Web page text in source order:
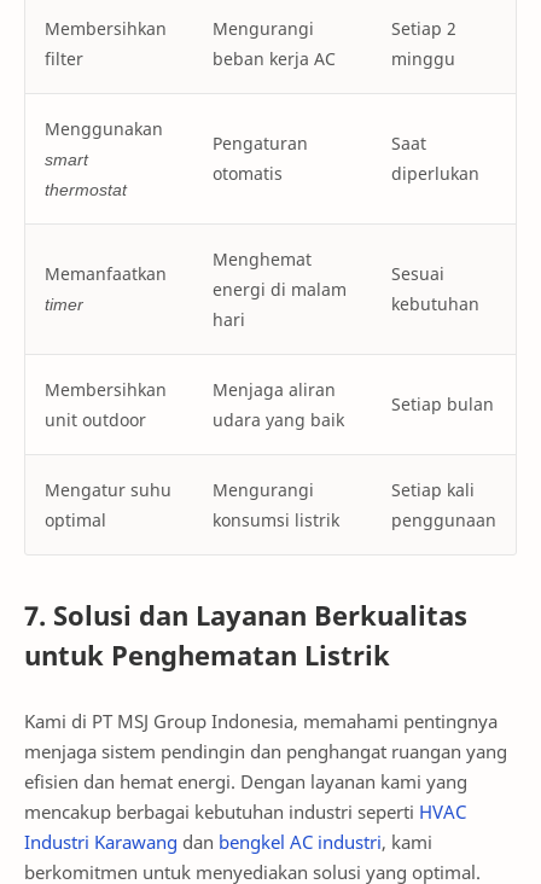
Membersihkan
filter
Mengurangi
beban kerja AC
Setiap 2
minggu
Menggunakan
smart
thermostat
Pengaturan
otomatis
Saat
diperlukan
Memanfaatkan
timer
Menghemat
energi di malam
hari
Sesuai
kebutuhan
Membersihkan
unit outdoor
Menjaga aliran
udara yang baik
Setiap bulan
Mengatur suhu
optimal
Mengurangi
konsumsi listrik
Setiap kali
penggunaan
7. Solusi dan Layanan Berkualitas
untuk Penghematan Listrik
Kami di PT MSJ Group Indonesia, memahami pentingnya
menjaga sistem pendingin dan penghangat ruangan yang
efisien dan hemat energi. Dengan layanan kami yang
mencakup berbagai kebutuhan industri seperti HVAC
Industri Karawang dan bengkel AC industri, kami
berkomitmen untuk menyediakan solusi yang optimal.